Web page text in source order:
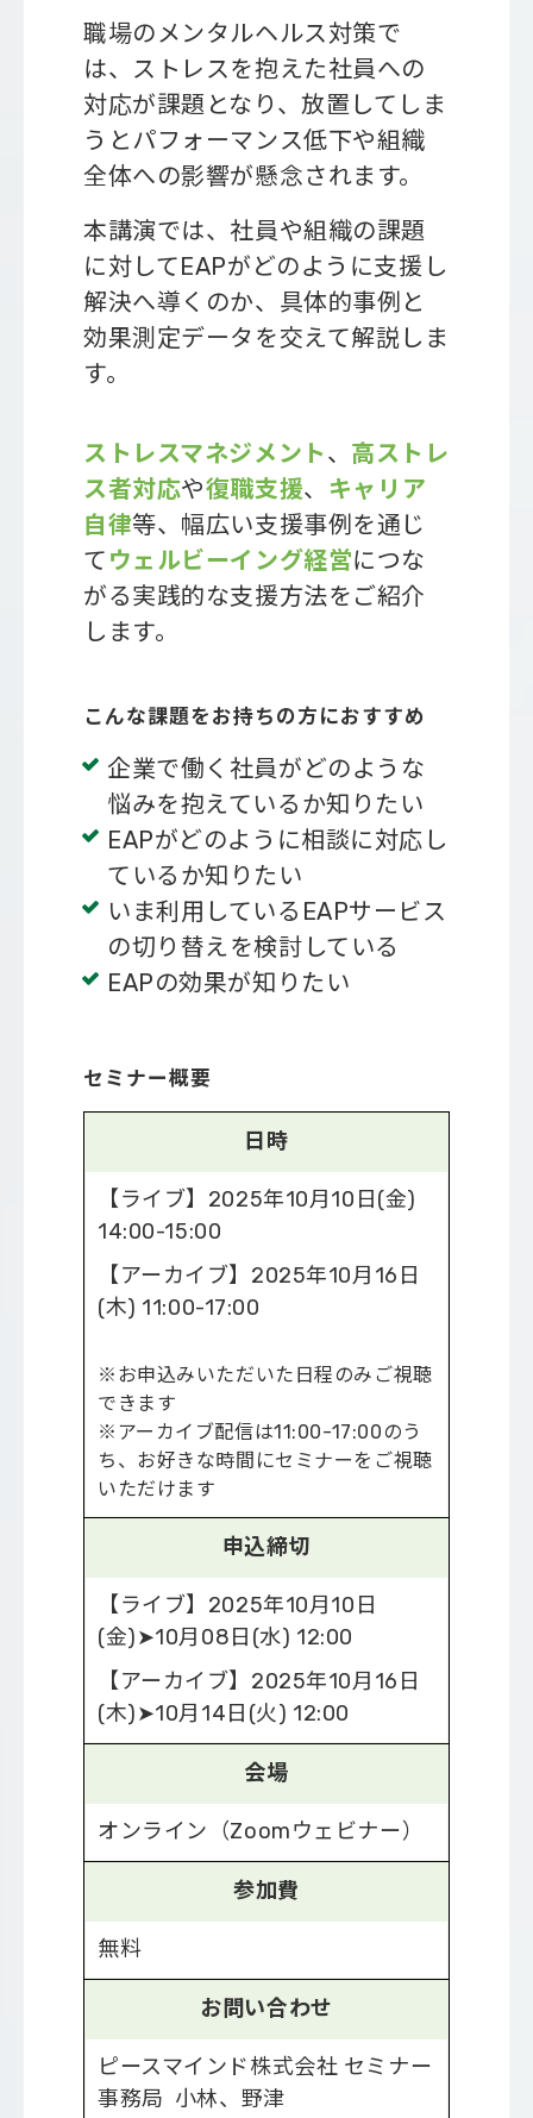
職場のメンタルヘルス対策で
は、ストレスを抱えた社員への
対応が課題となり、放置してしま
うとパフォーマンス低下や組織
全体への影響が懸念されます。
本講演では、社員や組織の課題
に対してEAPがどのように支援し
解決へ導くのか、具体的事例と
効果測定データを交えて解説しま
す。
ストレスマネジメント 、 高ストレ
ス者対応や復職支援、 キャリア
自律等、幅広い支援事例を通じ
て ウェルビーイング経営につな
がる実践的な支援方法をご紹介
します。
こんな課題をお持ちの方におすすめ
企業で働く社員がどのような
悩みを抱えているか知りたい
EAPがどのように相談に対応し
ているか知りたい
いま利用しているEAPサービス
の切り替えを検討している
EAPの効果が知りたい
セミナー概要
日時
【ライブ】2025年10月10日(金)
14:00-15:00
【アーカイブ】2025年10月16日
(木) 11:00-17:00
※お申込みいただいた日程のみご視聴
できます
※アーカイブ配信は11:00-17:00のう
ち、お好きな時間にセミナーをご視聴
いただけます
申込締切
【ライブ】2025年10月10日
(金)➤10月08日(水) 12:00
【アーカイブ】2025年10月16日
(木)➤10月14日(火) 12:00
会場
オンライン（Zoomウェビナー）
参加費
無料
お問い合わせ
ピースマインド株式会社 セミナー
事務局 小林、野津